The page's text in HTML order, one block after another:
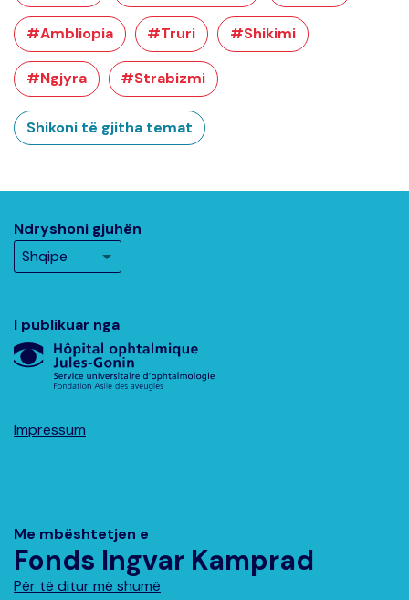
#Ambliopia #Truri #Shikimi
#Ngjyra #Strabizmi
Shikoni të gjitha temat
I publikuar nga
Impressum
Me mbështetjen e
Fonds Ingvar Kamprad
Për të ditur më shumë
Ndryshoni gjuhën